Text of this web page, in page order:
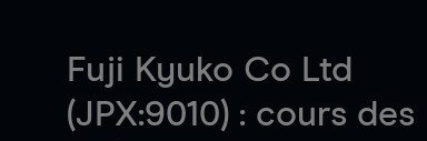
Fuji Kyuko Co Ltd
(JPX:9010) : cours des